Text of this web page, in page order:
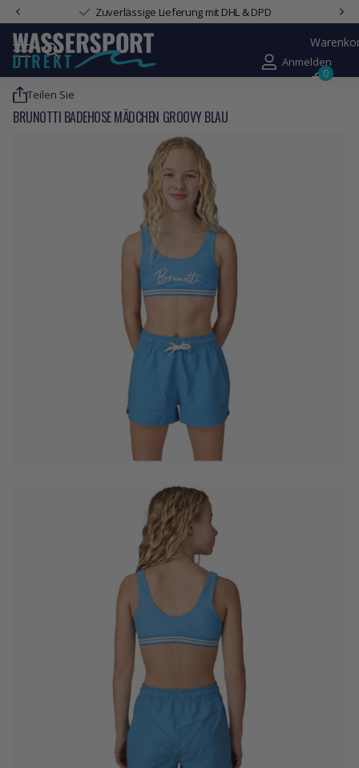
Zuverlässige Lieferung mit DHL & DPD
Anmelden
0
Teilen Sie
BRUNOTTI BADEHOSE MÄDCHEN GROOVY BLAU